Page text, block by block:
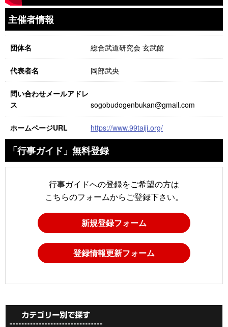
主催者情報
団体名 総合武道研究会 玄武館
代表者名 岡部武央
問い合わせメールアドレ
ス
sogobudogenbukan@gmail.com
ホームページURL https://www.99taiji.org/
「行事ガイド」無料登録
行事ガイドへの登録をご希望の方は
こちらのフォームからご登録下さい。
新規登録フォーム
登録情報更新フォーム